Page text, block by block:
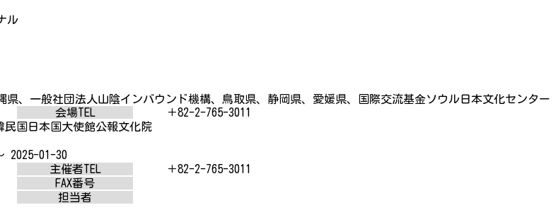
ル
、一般社団法人山陰インバウンド機構、鳥取県、静岡県、愛媛県、国際交流基金ソウル日本文化センター
会場TEL
＋82-2-765-3011
民国日本国大使館公報文化院
2025-01-30
主催者TEL
＋82-2-765-3011
FAX番号
担当者